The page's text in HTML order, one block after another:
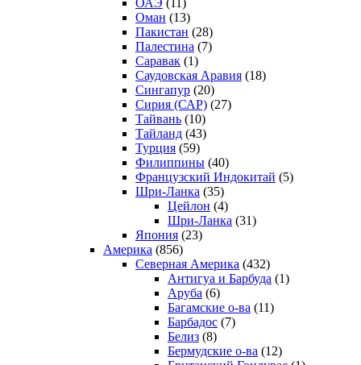
Оман (13)
Пакистан (28)
Палестина (7)
Саравак (1)
Саудовская Аравия (18)
Сингапур (20)
Сирия (САР) (27)
Тайвань (10)
Тайланд (43)
Турция (59)
Филиппины (40)
Французский Индокитай (5)
Шри-Ланка (35)
Цейлон (4)
Шри-Ланка (31)
Япония (23)
Америка (856)
Северная Америка (432)
Антигуа и Барбуда (1)
Аруба (6)
Багамские о-ва (11)
Барбадос (7)
Белиз (8)
Бермудские о-ва (12)